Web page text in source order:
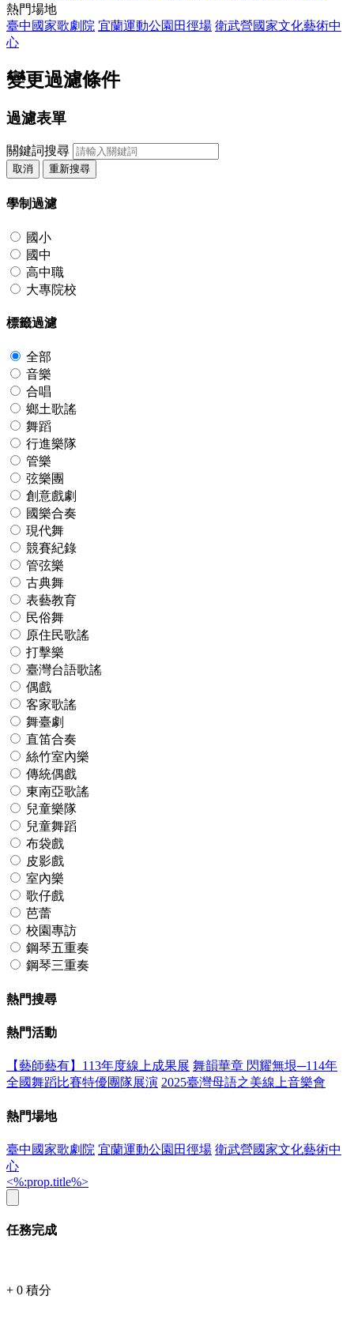
熱門場地
臺中國家歌劇院 宜蘭運動公園田徑場 衛武營國家文化藝術中
心
變更過濾條件
過濾表單
關鍵詞搜尋
取消 重新搜尋
學制過濾
國小
國中
高中職
大專院校
標籤過濾
全部
音樂
合唱
鄉土歌謠
舞蹈
行進樂隊
管樂
弦樂團
創意戲劇
國樂合奏
現代舞
競賽紀錄
管弦樂
古典舞
表藝教育
民俗舞
原住民歌謠
打擊樂
臺灣台語歌謠
偶戲
客家歌謠
舞臺劇
直笛合奏
絲竹室內樂
傳統偶戲
東南亞歌謠
兒童樂隊
兒童舞蹈
布袋戲
皮影戲
室內樂
歌仔戲
芭蕾
校園專訪
鋼琴五重奏
鋼琴三重奏
熱門搜尋
熱門活動
【藝師藝有】113年度線上成果展 舞韻華章 閃耀無垠─114年
全國舞蹈比賽特優團隊展演 2025臺灣母語之美線上音樂會
熱門場地
臺中國家歌劇院 宜蘭運動公園田徑場 衛武營國家文化藝術中
心
<%:prop.title%>
任務完成
+ 0 積分